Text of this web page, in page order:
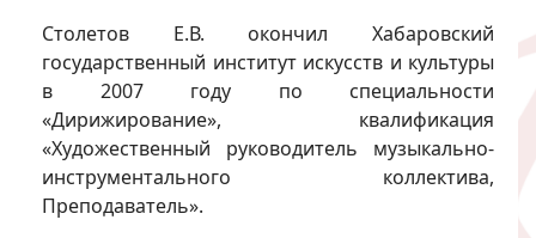
Столетов Е.В. окончил Хабаровский
государственный институт искусств и культуры
в 2007 году по специальности
«Дирижирование», квалификация
«Художественный руководитель музыкально-
инструментального коллектива,
Преподаватель».